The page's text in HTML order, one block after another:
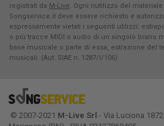
registrati da M-Live. Ogni riutilizzo del
Songservice.it deve essere richiesto e
espressamente vietati i seguenti utilizzi:
o più tracce MIDI o audio di un singolo brano
base musicale o parte di essa, estrazione del
musicali. (Aut. SIAE n. 1287/I/106)
© 2007-2021 M-Live Srl - Via Luciona